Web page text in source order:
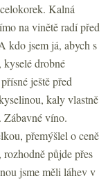
Kalná
na vinětě radí před
kdo jsem já, abych s
drobné
ještě před
kaly vlastně
Zábavné víno.
přemýšlel o ceně
půjde přes
jsme měli láhev v